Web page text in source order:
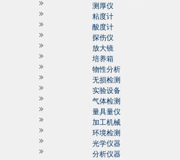
测厚仪
粘度计
酸度计
探伤仪
放大镜
培养箱
物性分析
无损检测
实验设备
气体检测
量具量仪
加工机械
环境检测
光学仪器
分析仪器